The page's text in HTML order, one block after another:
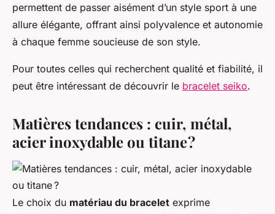
permettent de passer aisément d’un style sport à une
allure élégante, offrant ainsi polyvalence et autonomie
à chaque femme soucieuse de son style.
Pour toutes celles qui recherchent qualité et fiabilité, il
peut être intéressant de découvrir le bracelet seiko.
Matières tendances : cuir, métal,
acier inoxydable ou titane ?
Le choix du matériau du bracelet exprime